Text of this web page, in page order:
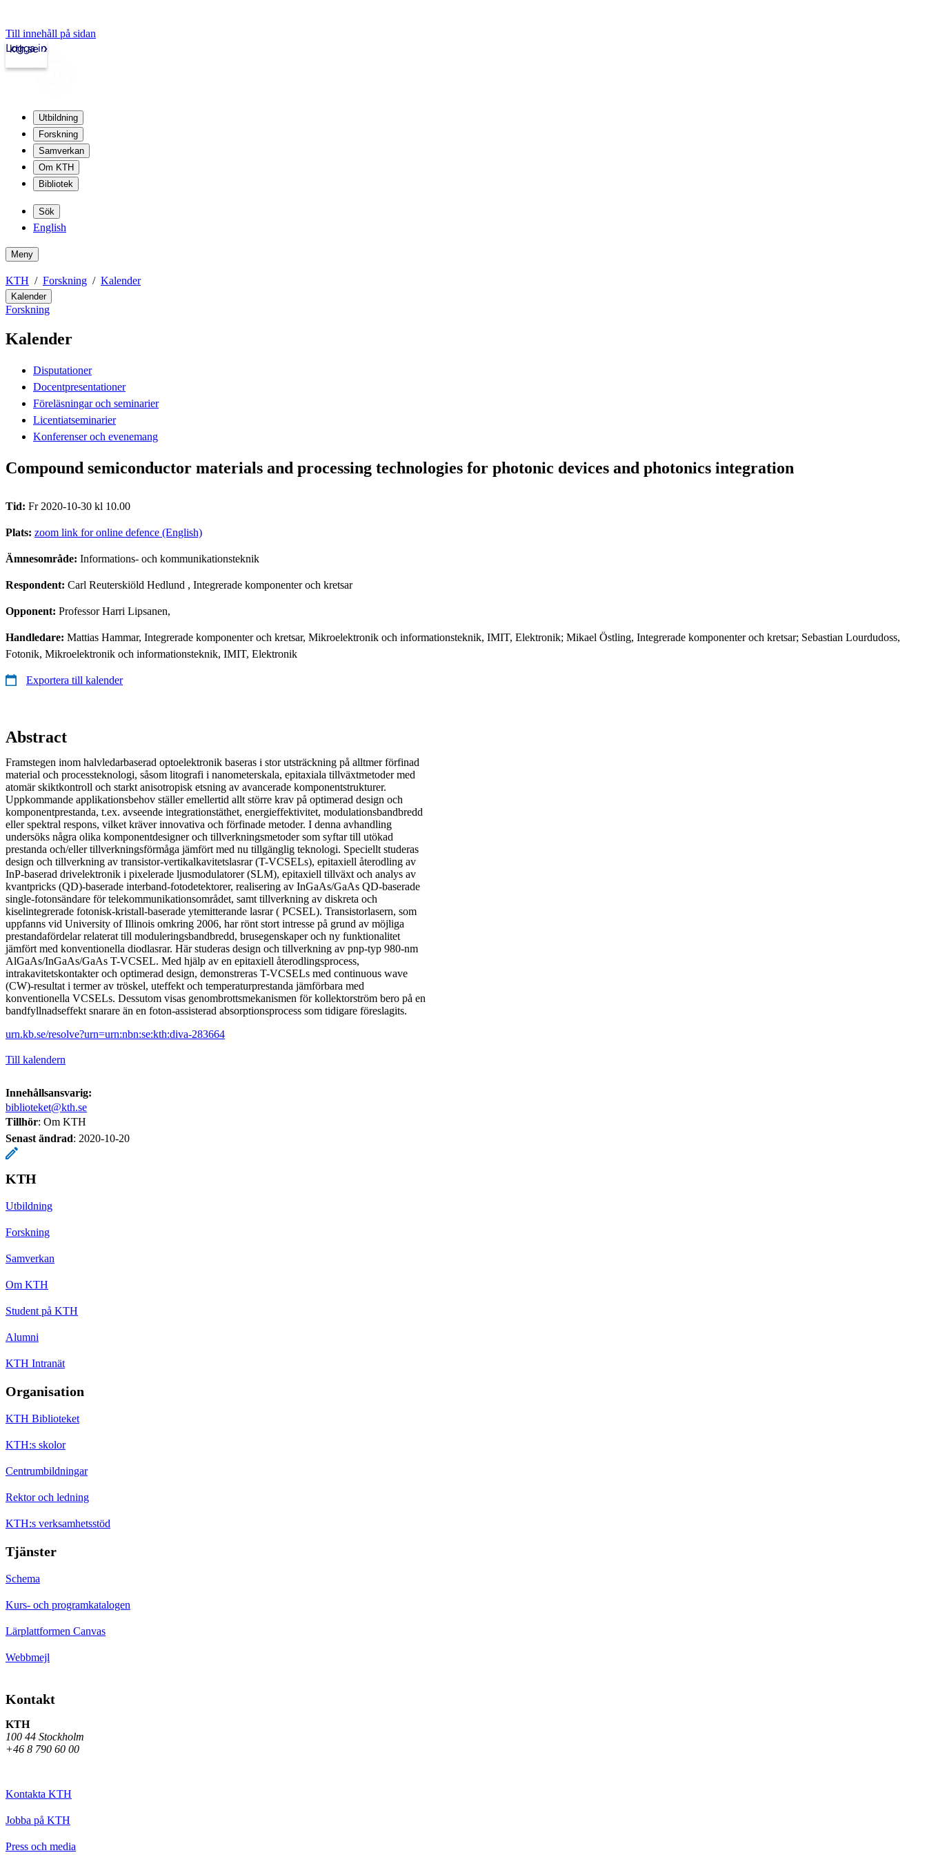
Till innehåll på sidan
kth.se
Logga in
Utbildning
Forskning
Samverkan
Om KTH
Bibliotek
Sök
English
Meny
KTH Forskning Kalender
Kalender
Forskning
Kalender
Disputationer
Docentpresentationer
Föreläsningar och seminarier
Licentiatseminarier
Konferenser och evenemang
Compound semiconductor materials and processing technologies for photonic devices and photonics integration
Tid: Fr 2020-10-30 kl 10.00
Plats: zoom link for online defence (English)
Ämnesområde: Informations- och kommunikationsteknik
Respondent: Carl Reuterskiöld Hedlund , Integrerade komponenter och kretsar
Opponent: Professor Harri Lipsanen,
Handledare: Mattias Hammar, Integrerade komponenter och kretsar, Mikroelektronik och informationsteknik, IMIT, Elektronik; Mikael Östling, Integrerade komponenter och kretsar; Sebastian Lourdudoss,
Fotonik, Mikroelektronik och informationsteknik, IMIT, Elektronik
Exportera till kalender
Abstract
Framstegen inom halvledarbaserad optoelektronik baseras i stor utsträckning på alltmer förfinad
material och processteknologi, såsom litografi i nanometerskala, epitaxiala tillväxtmetoder med
atomär skiktkontroll och starkt anisotropisk etsning av avancerade komponentstrukturer.
Uppkommande applikationsbehov ställer emellertid allt större krav på optimerad design och
komponentprestanda, t.ex. avseende integrationstäthet, energieffektivitet, modulationsbandbredd
eller spektral respons, vilket kräver innovativa och förfinade metoder. I denna avhandling
undersöks några olika komponentdesigner och tillverkningsmetoder som syftar till utökad
prestanda och/eller tillverkningsförmåga jämfört med nu tillgänglig teknologi. Speciellt studeras
design och tillverkning av transistor-vertikalkavitetslasrar (T-VCSELs), epitaxiell återodling av
InP-baserad drivelektronik i pixelerade ljusmodulatorer (SLM), epitaxiell tillväxt och analys av
kvantpricks (QD)-baserade interband-fotodetektorer, realisering av InGaAs/GaAs QD-baserade
single-fotonsändare för telekommunikationsområdet, samt tillverkning av diskreta och
kiselintegrerade fotonisk-kristall-baserade ytemitterande lasrar ( PCSEL). Transistorlasern, som
uppfanns vid University of Illinois omkring 2006, har rönt stort intresse på grund av möjliga
prestandafördelar relaterat till moduleringsbandbredd, brusegenskaper och ny funktionalitet
jämfört med konventionella diodlasrar. Här studeras design och tillverkning av pnp-typ 980-nm
AlGaAs/InGaAs/GaAs T-VCSEL. Med hjälp av en epitaxiell återodlingsprocess,
intrakavitetskontakter och optimerad design, demonstreras T-VCSELs med continuous wave
(CW)-resultat i termer av tröskel, uteffekt och temperaturprestanda jämförbara med
konventionella VCSELs. Dessutom visas genombrottsmekanismen för kollektorström bero på en
bandfyllnadseffekt snarare än en foton-assisterad absorptionsprocess som tidigare föreslagits.
urn.kb.se/resolve?urn=urn:nbn:se:kth:diva-283664
Till kalendern
Innehållsansvarig:
biblioteket@kth.se
Tillhör: Om KTH
Senast ändrad: 2020-10-20
KTH
Utbildning
Forskning
Samverkan
Om KTH
Student på KTH
Alumni
KTH Intranät
Organisation
KTH Biblioteket
KTH:s skolor
Centrumbildningar
Rektor och ledning
KTH:s verksamhetsstöd
Tjänster
Schema
Kurs- och programkatalogen
Lärplattformen Canvas
Webbmejl
Kontakt
KTH
100 44 Stockholm
+46 8 790 60 00
Kontakta KTH
Jobba på KTH
Press och media